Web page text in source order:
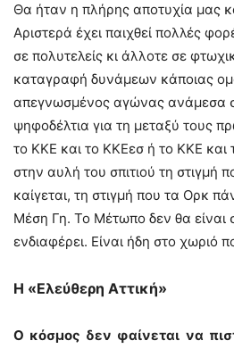
Θα ήταν η πλήρης αποτυχία μας
Αριστερά έχει παιχθεί πολλές
σε πολυτελείς κι άλλοτε σε
καταγραφή δυνάμεων κάποιας
απεγνωσμένος αγώνας ανάμεσα
ψηφοδέλτια για τη μεταξύ τους
το ΚΚΕ και το ΚΚΕεσ ή το ΚΚΕ
στην αυλή του σπιτιού τη στιγμή
καίγεται, τη στιγμή που τα Ορκ
Μέση Γη. Το Μέτωπο δεν θα είναι
ενδιαφέρει. Είναι ήδη στο χωριό
Η «Ελεύθερη Αττική»
Ο κόσμος δεν φαίνεται να